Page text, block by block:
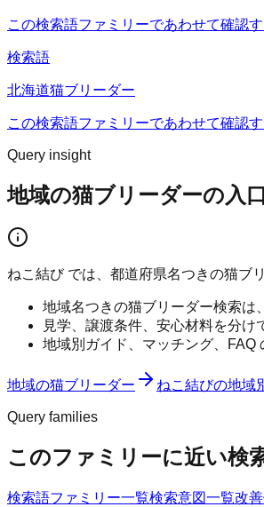
この検索語ファミリーであわせて確認す
検索語
北海道猫ブリーダー
この検索語ファミリーであわせて確認す
Query insight
地域の猫ブリーダーの入口
ねこ結び では、都道府県名つきの猫ブ
地域名つきの猫ブリーダー検索は
見学、譲渡条件、安心材料を分け
地域別ガイド、マッチング、FAQ
地域の猫ブリーダー ねこ結びの地域
Query families
このファミリーに近い検
検索語ファミリー一覧検索意図一覧改